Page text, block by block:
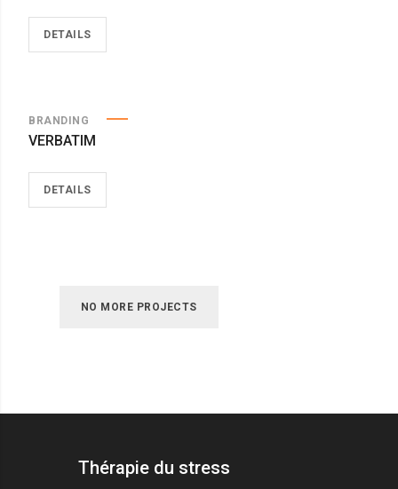
DETAILS
BRANDING
VERBATIM
DETAILS
NO MORE PROJECTS
Thérapie du stress